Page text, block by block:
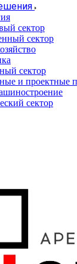
сектор
сектор
сектор
и проектные
сектор